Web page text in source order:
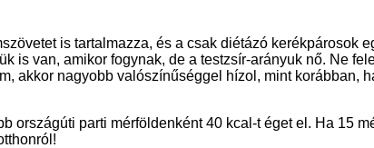
is tartalmazza, és a csak diétázó kerékpárosok
van, amikor fogynak, de a testzsír-arányuk nő. Ne
akkor nagyobb valószínűséggel hízol, mint korábban,
parti mérföldenként 40 kcal-t éget el. Ha 15